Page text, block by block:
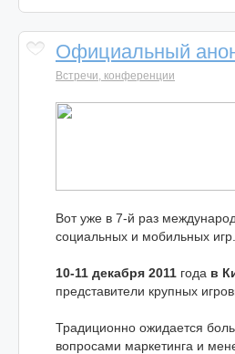
Официальный
Встречи, конференции
Вот уже в 7-й раз
социальных и мобильных игр.
10-11 декабря 2011 года в
представители крупных
Традиционно ожидается
вопросами маркетинга и